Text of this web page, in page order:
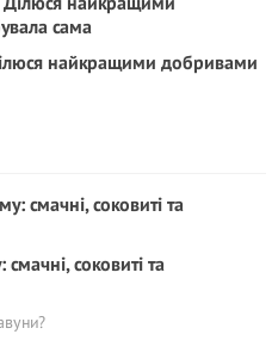
найкращими добривами
соковиті та